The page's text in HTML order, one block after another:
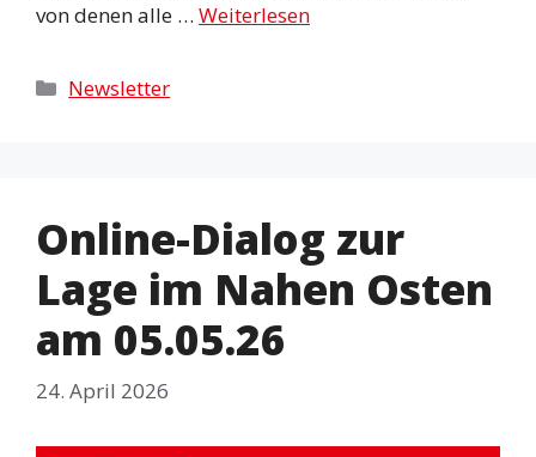
von denen alle … Weiterlesen
Kategorien
Newsletter
Online-Dialog zur
Lage im Nahen Osten
am 05.05.26
24. April 2026